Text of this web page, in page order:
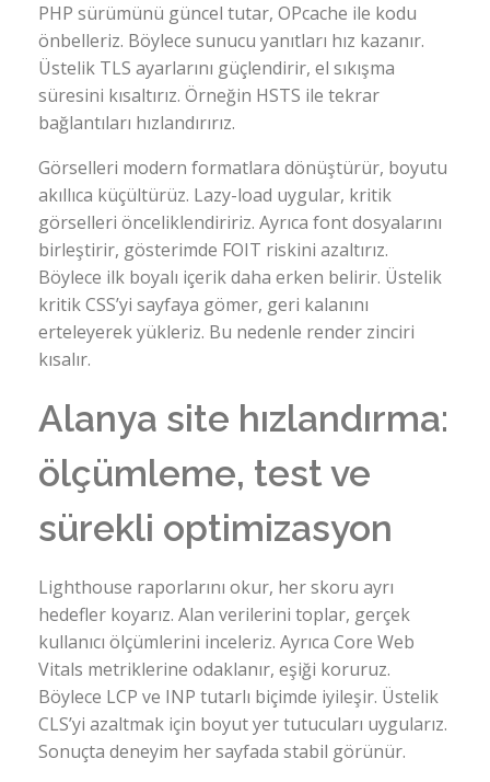
PHP sürümünü güncel tutar, OPcache ile kodu
önbelleriz. Böylece sunucu yanıtları hız kazanır.
Üstelik TLS ayarlarını güçlendirir, el sıkışma
süresini kısaltırız. Örneğin HSTS ile tekrar
bağlantıları hızlandırırız.
Görselleri modern formatlara dönüştürür, boyutu
akıllıca küçültürüz. Lazy-load uygular, kritik
görselleri önceliklendiririz. Ayrıca font dosyalarını
birleştirir, gösterimde FOIT riskini azaltırız.
Böylece ilk boyalı içerik daha erken belirir. Üstelik
kritik CSS’yi sayfaya gömer, geri kalanını
erteleyerek yükleriz. Bu nedenle render zinciri
kısalır.
Alanya site hızlandırma:
ölçümleme, test ve
sürekli optimizasyon
Lighthouse raporlarını okur, her skoru ayrı
hedefler koyarız. Alan verilerini toplar, gerçek
kullanıcı ölçümlerini inceleriz. Ayrıca Core Web
Vitals metriklerine odaklanır, eşiği koruruz.
Böylece LCP ve INP tutarlı biçimde iyileşir. Üstelik
CLS’yi azaltmak için boyut yer tutucuları uygularız.
Sonuçta deneyim her sayfada stabil görünür.